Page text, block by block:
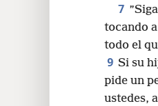
7
tocando
todo el
9 Si su
pide un
ustedes,